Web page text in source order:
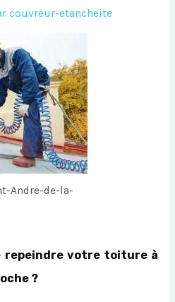
couvreur-etancheite
Andre-de-la-
repeindre votre toiture à
?